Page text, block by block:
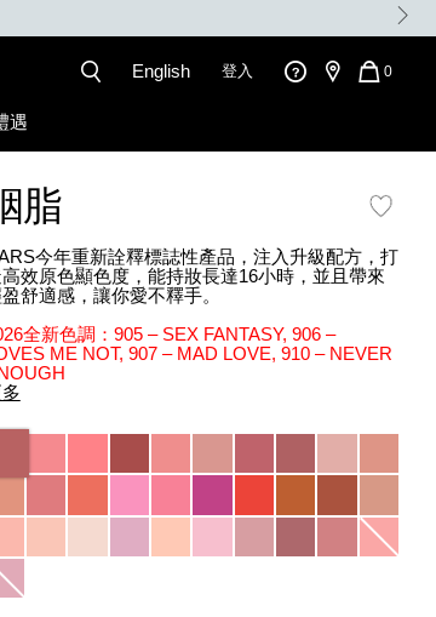
English 登入
CART
0
遇
脂
今年重新詮釋標誌性產品，注入升級配方，打
效原色顯色度，能持妝長達16小時，並且帶來
舒適感，讓你愛不釋手。
全新色調：905 – SEX FANTASY, 906 –
ME NOT, 907 – MAD LOVE, 910 – NEVER